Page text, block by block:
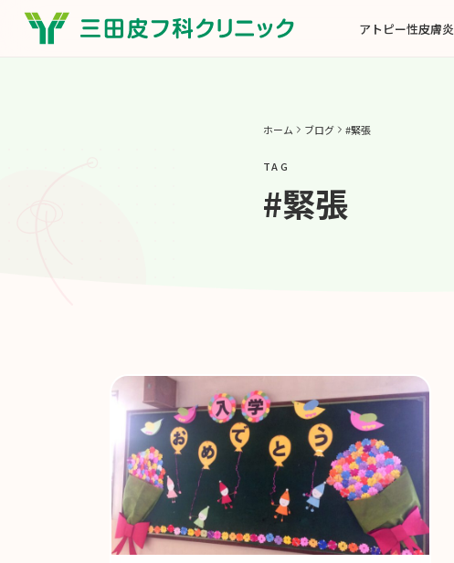
アトピー性皮膚炎
ホーム ブログ #緊張
TAG
#緊張